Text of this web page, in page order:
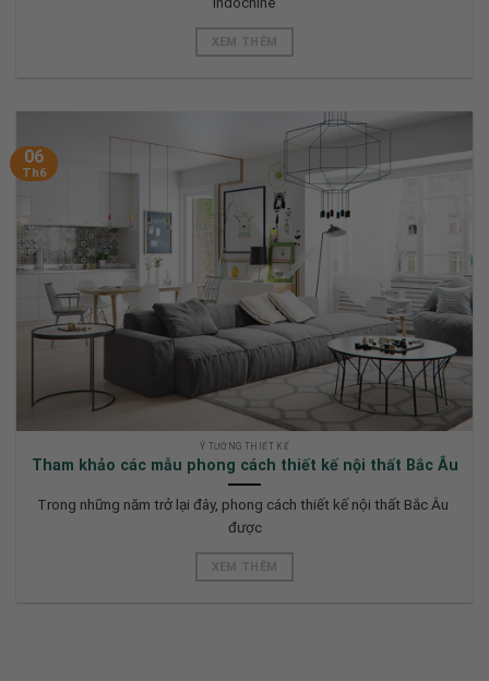
XEM THÊM
Ý TƯỞNG THIẾT KẾ
Tham khảo các mẫu phong cách thiết kế nội thất Bắc Âu
Trong những năm trở lại đây, phong cách thiết kế nội thất Bắc Âu
được
XEM THÊM
06
Th6